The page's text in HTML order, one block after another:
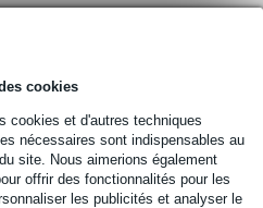
cookies
cookies et d'autres techniques
nécessaires sont indispensables au
site. Nous aimerions également
offrir des fonctionnalités pour les
les publicités et analyser le
du produit